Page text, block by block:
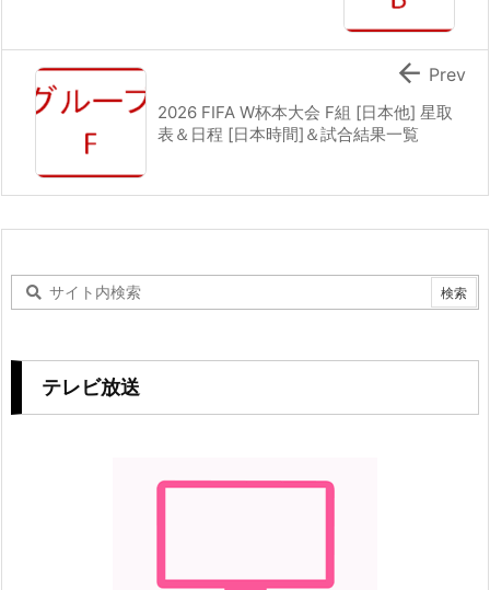
2026 FIFA W杯本大会 F組 [日本他] 星取
表＆日程 [日本時間]＆試合結果一覧
 Prev
テレビ放送